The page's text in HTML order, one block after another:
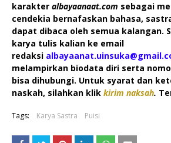
karakter albayaanaat.com sebagai
cendekia bernafaskan bahasa,
dapat dibaca oleh semua kalangan.
karya tulis kalian ke email
redaksi
melampirkan biodata diri serta
bisa dihubungi. Untuk syarat dan
naskah, silahkan klik kirim naksah.
Tags: Karya Sastra Puisi